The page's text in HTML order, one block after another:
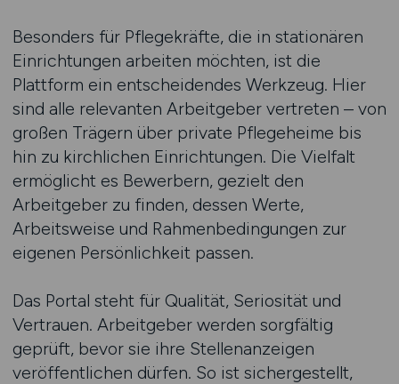
Besonders für Pflegekräfte, die in stationären
Einrichtungen arbeiten möchten, ist die
Plattform ein entscheidendes Werkzeug. Hier
sind alle relevanten Arbeitgeber vertreten – von
großen Trägern über private Pflegeheime bis
hin zu kirchlichen Einrichtungen. Die Vielfalt
ermöglicht es Bewerbern, gezielt den
Arbeitgeber zu finden, dessen Werte,
Arbeitsweise und Rahmenbedingungen zur
eigenen Persönlichkeit passen.
Das Portal steht für Qualität, Seriosität und
Vertrauen. Arbeitgeber werden sorgfältig
geprüft, bevor sie ihre Stellenanzeigen
veröffentlichen dürfen. So ist sichergestellt,